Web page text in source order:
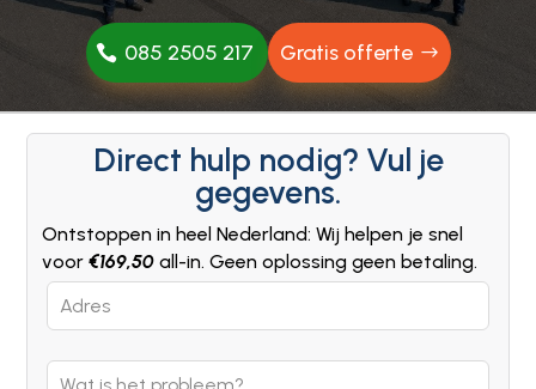
085 2505 217 Gratis offerte
Direct hulp nodig? Vul je
gegevens.
Ontstoppen in heel Nederland: Wij helpen je snel
voor€169,50 all-in. Geen oplossing geen betaling.
Leave
this
blank